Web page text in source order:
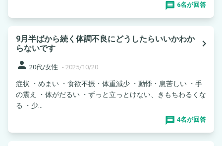
6名が回答
9月半ばから続く体調不良にどうしたらいいかわか
らないです
navigate_next
person 20代/女性 - 2025/10/20
症状 ・めまい ・食欲不振・体重減少 ・動悸・息苦しい ・手
の震え ・体がだるい ・ずっと立っとけない、きもちわるくな
る ・少...
4名が回答